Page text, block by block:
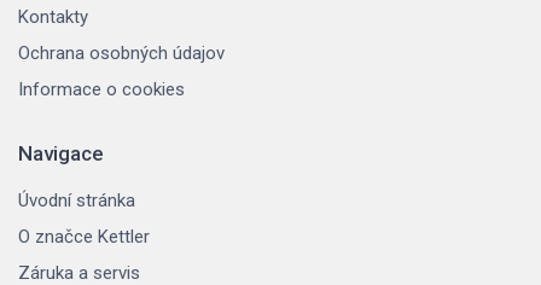
Kontakty
Ochrana osobných údajov
Informace o cookies
Navigace
Úvodní stránka
O značce Kettler
Záruka a servis